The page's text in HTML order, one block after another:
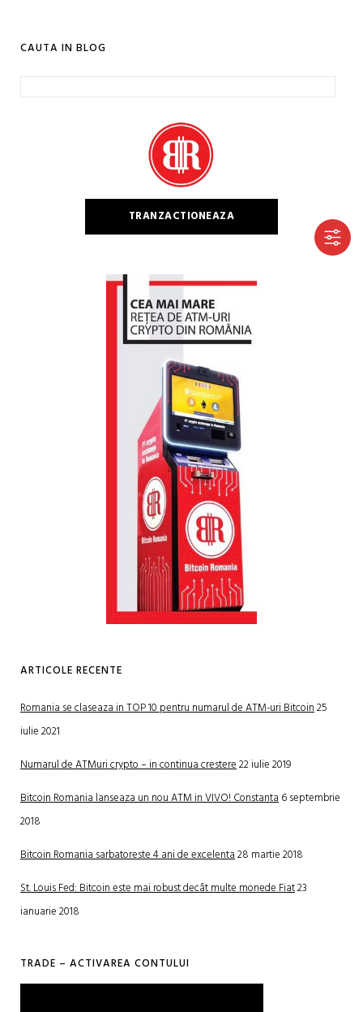
CAUTA IN BLOG
TRANZACTIONEAZA
ARTICOLE RECENTE
Romania se claseaza in TOP 10 pentru numarul de ATM-uri Bitcoin25
iulie 2021
Numarul de ATMuri crypto – in continua crestere22 iulie 2019
Bitcoin Romania lanseaza un nou ATM in VIVO! Constanta6 septembrie
2018
Bitcoin Romania sarbatoreste 4 ani de excelenta28 martie 2018
St. Louis Fed: Bitcoin este mai robust decât multe monede Fiat23
ianuarie 2018
TRADE – ACTIVAREA CONTULUI